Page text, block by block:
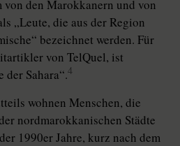
von den Marokkanern und von
„Leute, die aus der Region
bezeichnet werden. Für
von TelQuel, ist
der Sahara“.4
wohnen Menschen, die
nordmarokkanischen Städte
1990er Jahre, kurz nach dem